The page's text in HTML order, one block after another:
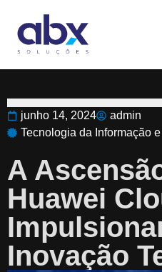
junho 14, 2024
admin
Tecnologia da Informação
A
Huawei
Inovação